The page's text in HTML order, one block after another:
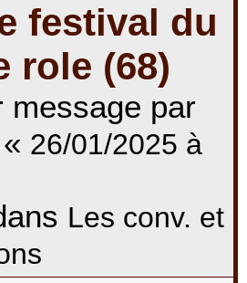
festival du
role (68)
message par
« 26/01/2025 à
Les conv. et